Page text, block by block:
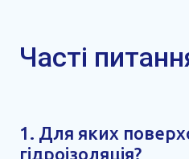
Часті
1. Для яких
гідроізоляція?